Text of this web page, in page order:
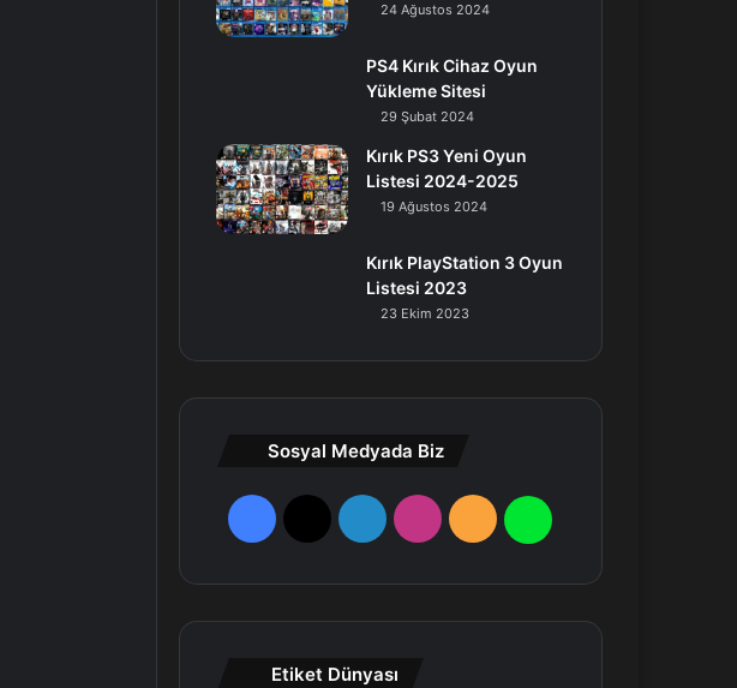
24 Ağustos 2024
PS4 Kırık Cihaz Oyun
Yükleme Sitesi
29 Şubat 2024
Kırık PS3 Yeni Oyun
Listesi 2024-2025
19 Ağustos 2024
Kırık PlayStation 3 Oyun
Listesi 2023
23 Ekim 2023
Sosyal Medyada Biz
F
e
X
L
R
W
a
Etiket Dünyası